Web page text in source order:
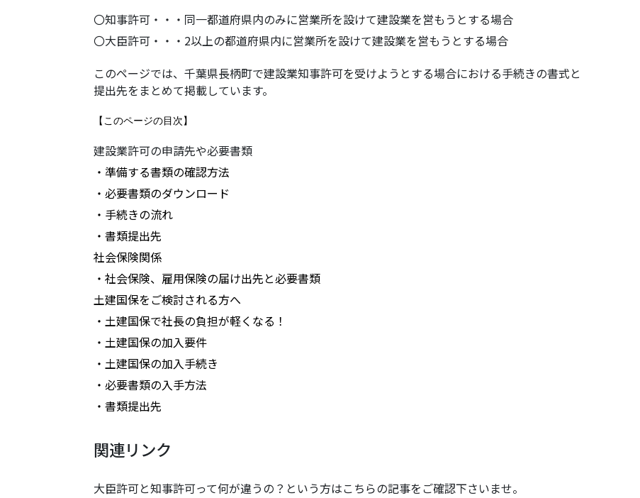
〇知事許可・・・同一都道府県内のみに営業所を設けて建設業を営もうとする場合
〇大臣許可・・・2以上の都道府県内に営業所を設けて建設業を営もうとする場合
このページでは、千葉県長柄町で建設業知事許可を受けようとする場合における手続きの書式と
提出先をまとめて掲載しています。
【このページの目次】
建設業許可の申請先や必要書類
・準備する書類の確認方法
・必要書類のダウンロード
・手続きの流れ
・書類提出先
社会保険関係
・社会保険、雇用保険の届け出先と必要書類
土建国保をご検討される方へ
・土建国保で社長の負担が軽くなる！
・土建国保の加入要件
・土建国保の加入手続き
・必要書類の入手方法
・書類提出先
関連リンク
大臣許可と知事許可って何が違うの？という方はこちらの記事をご確認下さいませ。